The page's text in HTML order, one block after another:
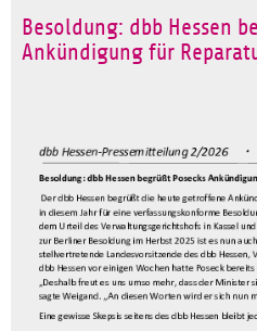
Besoldung: dbb Hessen
Ankündigung für